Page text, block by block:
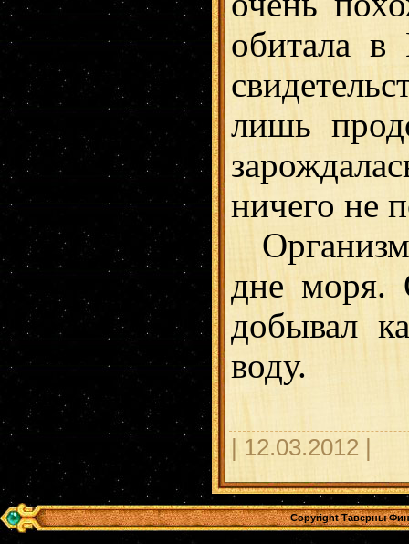
обитала
лишь
ничего не
дне моря.
добывал
воду.
| 12.03.2012 |
Copyright Таверны